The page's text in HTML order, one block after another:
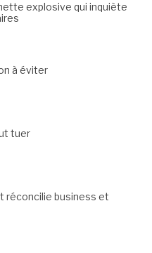
explosive qui inquiète
à éviter
tuer
réconcilie business et